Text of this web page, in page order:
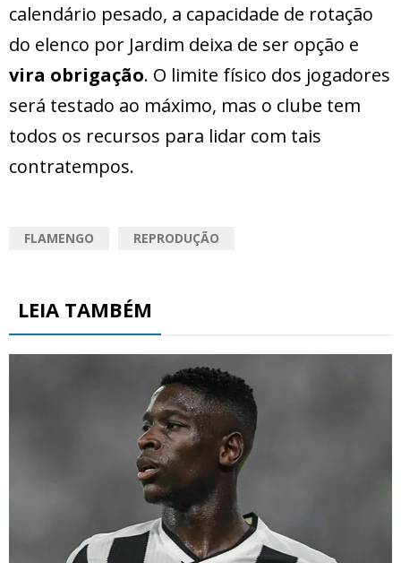
calendário pesado, a capacidade de rotação
do elenco por Jardim deixa de ser opção e
vira obrigação. O limite físico dos jogadores
será testado ao máximo, mas o clube tem
todos os recursos para lidar com tais
contratempos.
FLAMENGO REPRODUÇÃO
LEIA TAMBÉM